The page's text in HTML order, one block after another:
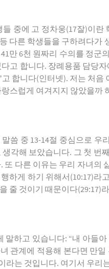
중에 고 정차웅(17잘)이
다른 학생들을 구하려다
만 6천 원짜리 수의를 정
고 합니다. 장례용품 담당
합니다(인터넷). 저는 처
스럽게 여겨지지 않았을까
씀 중 13-14절 중심으로
각해 보았습니다. 그 첫 번
다른 이유는 우리 자녀의
하게 하기 위해서(10:17)
줄 것이기 때문이다(29:17)
말하고 있습니다: “내 아들
관계에 적용해 본다면 만
는 것입니다. 여기서 우